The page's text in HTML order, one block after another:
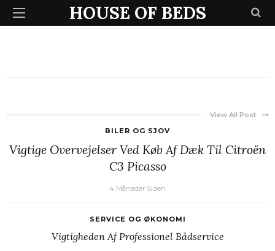
HOUSE OF BEDS
View All Post
BILER OG SJOV
Vigtige Overvejelser Ved Køb Af Dæk Til Citroën
C3 Picasso
4 Måneder Siden
SERVICE OG ØKONOMI
Vigtigheden Af Professionel Bådservice